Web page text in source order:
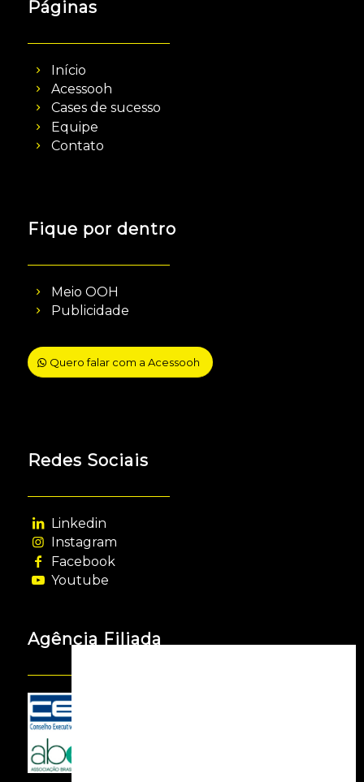
Páginas
Início
Acessooh
Cases de sucesso
Equipe
Contato
Fique por dentro
Meio OOH
Publicidade
Quero falar com a Acessooh
Redes Sociais
Linkedin
Instagram
Facebook
Youtube
Agência Filiada